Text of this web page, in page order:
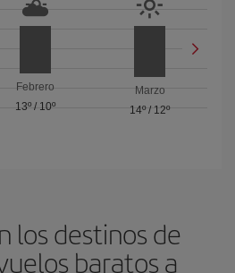
Febrero
13º/ 10º
Marzo
14º/ 12º
los destinos de
baratos a